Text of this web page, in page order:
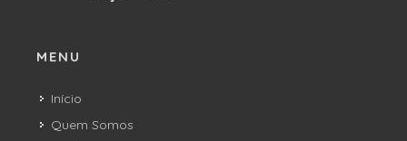
MENU
Início
Quem Somos